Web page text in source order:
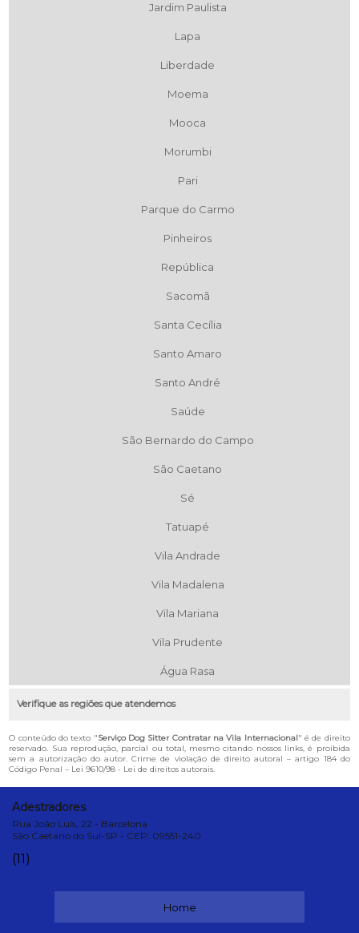
Jardim Paulista
Lapa
Liberdade
Moema
Mooca
Morumbi
Pari
Parque do Carmo
Pinheiros
República
Sacomã
Santa Cecília
Santo Amaro
Santo André
Saúde
São Bernardo do Campo
São Caetano
Sé
Tatuapé
Vila Andrade
Vila Madalena
Vila Mariana
Vila Prudente
Água Rasa
Verifique as regiões que atendemos
O conteúdo do texto "Serviço Dog Sitter Contratar na Vila Internacional" é de direito
reservado. Sua reprodução, parcial ou total, mesmo citando nossos links, é proibida
sem a autorização do autor. Crime de violação de direito autoral – artigo 184 do
Código Penal – Lei 9610/98 - Lei de direitos autorais.
Adestradores
Rua João Luís, 22 - Barcelona
São Caetano do Sul-SP - CEP: 09551-240
(11)
Home